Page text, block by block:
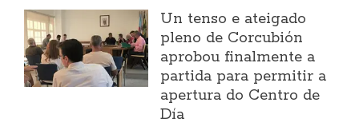
Un tenso e ateigado
pleno de Corcubión
aprobou finalmente a
partida para permitir a
apertura do Centro de
Día